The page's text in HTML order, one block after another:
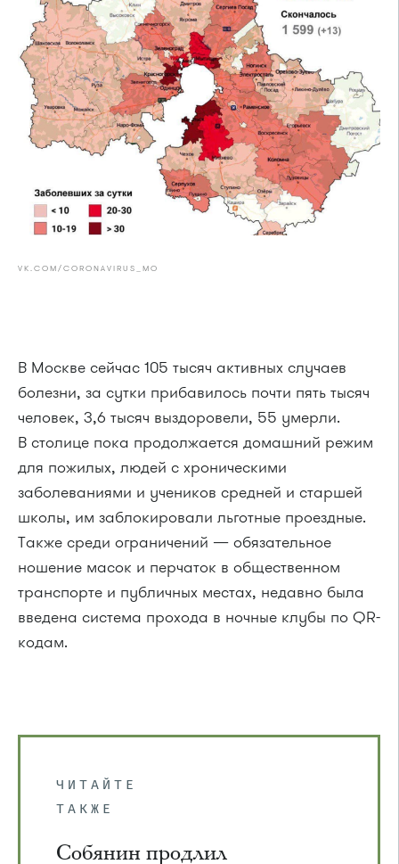
VK.COM/CORONAVIRUS_MO
В Москве сейчас 105 тысяч активных случаев
болезни, за сутки прибавилось почти пять тысяч
человек, 3,6 тысяч выздоровели, 55 умерли.
В столице пока продолжается домашний режим
для пожилых, людей с хроническими
заболеваниями и учеников средней и старшей
школы, им заблокировали льготные проездные.
Также среди ограничений — обязательное
ношение масок и перчаток в общественном
транспорте и публичных местах, недавно была
введена система прохода в ночные клубы по QR-
кодам.
ЧИТАЙТЕ
ТАКЖЕ
Собянин продлил